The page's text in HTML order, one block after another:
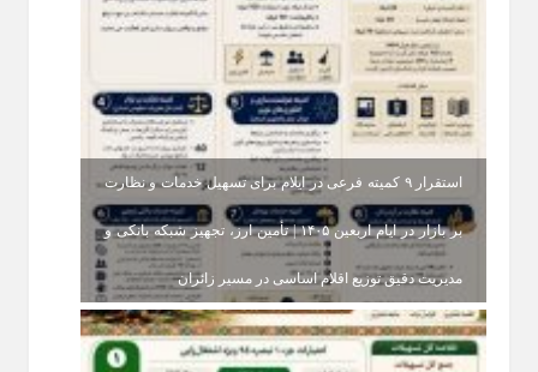
استقرار ۹ کمیته فرعی در ایلام برای تسهیل خدمات و نظارت
بر بازار در ایام اربعین ۱۴۰۵ | تأمین ارز، تجهیز شبکه بانکی و
مدیریت دقیق توزیع اقلام اساسی در مسیر زائران